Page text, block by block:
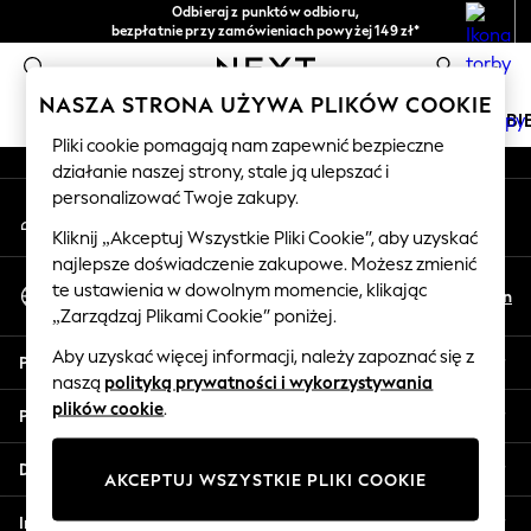
Odbieraj z punktów odbioru,
bezpłatnie przy zamówieniach powyżej 149 zł*
Łatwe zwroty*
0
HOLIDAY SHOP
Women's Holiday Shop
All Swimwear
All Beachwear
Bags & Accessories
Beach Dresses & Kaftans
Dresses
Flip Flops
Sliders
Jumpsuits & Playsuits
Sandals
Shorts
An error occurred on client
Nasze media społecznościowe
Moje konto
Zaloguj się na swoje konto
Wybierz Język
Polski
En
Pomoc
Prywatność i zasady prawne
Działy
Inne usługi
NASZA STRONA UŻYWA PLIKÓW COOKIE
Pliki cookie pomagają nam zapewnić bezpieczne
działanie naszej strony, stale ją ulepszać i
personalizować Twoje zakupy.
Kliknij „Akceptuj Wszystkie Pliki Cookie”, aby uzyskać
najlepsze doświadczenie zakupowe. Możesz zmienić
te ustawienia w dowolnym momencie, klikając
„Zarządzaj Plikami Cookie” poniżej.
Aby uzyskać więcej informacji, należy zapoznać się z
naszą polityką prywatności i wykorzystywania
plików cookie.
AKCEPTUJ WSZYSTKIE PLIKI COOKIE